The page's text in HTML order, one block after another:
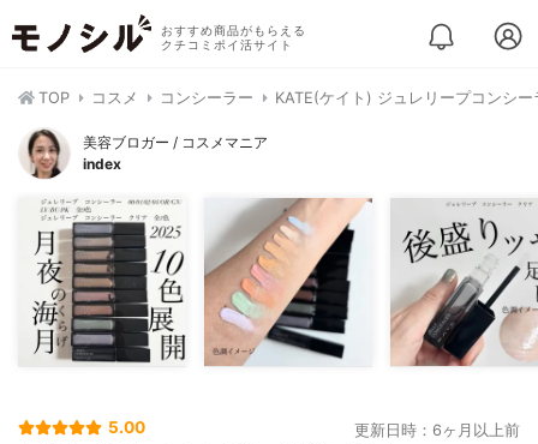
おすすめ商品がもらえる
クチコミポイ活サイト
TOP コスメ コンシーラー KATE(ケイト) ジュレリープコンシー
美容ブロガー / コスメマニア
index
5.00 更新日時：6ヶ月以上前